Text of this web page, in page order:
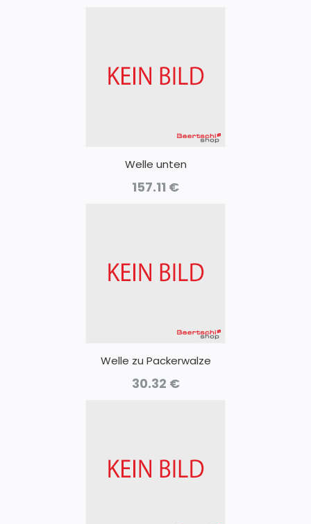
Welle unten
157.11 €
Welle zu Packerwalze
30.32 €